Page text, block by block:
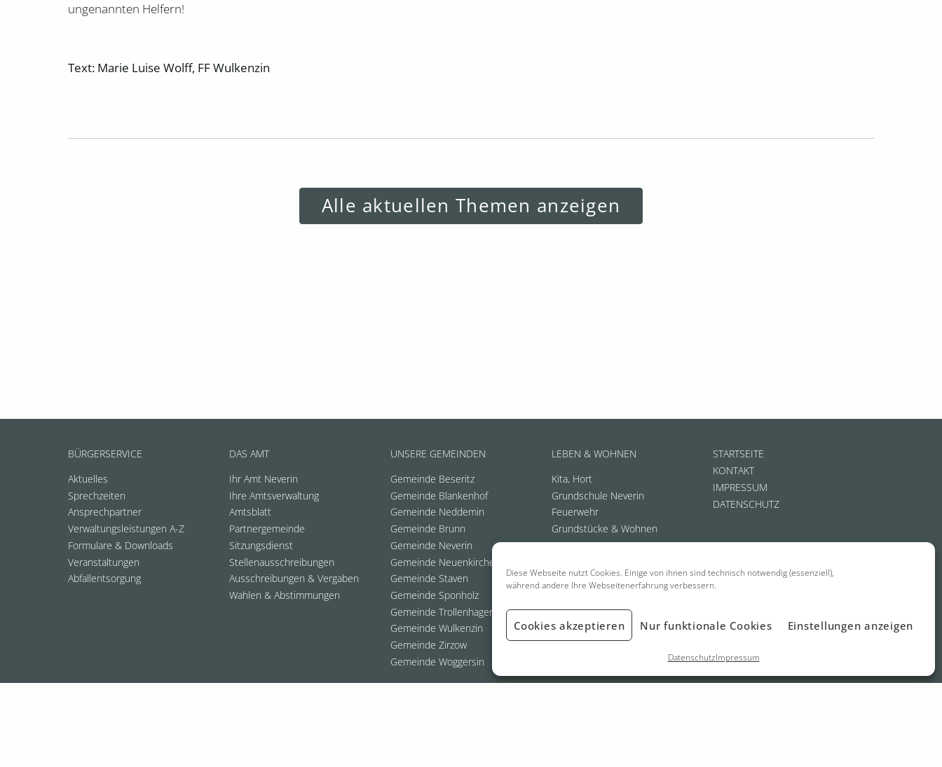
Diese Webseite nutzt Cookies. Einige von ihnen sind technisch notwendig (essenziell),
während andere Ihre Webseitenerfahrung verbessern.
Cookies akzeptieren Nur funktionale Cookies Einstellungen anzeigen
DatenschutzImpressum
ungenannten Helfern!
Text: Marie Luise Wolff, FF Wulkenzin
Alle aktuellen Themen anzeigen
BÜRGERSERVICE
Aktuelles
Sprechzeiten
Ansprechpartner
Verwaltungsleistungen A-Z
Formulare & Downloads
Veranstaltungen
Abfallentsorgung
DAS AMT
Ihr Amt Neverin
Ihre Amtsverwaltung
Amtsblatt
Partnergemeinde
Sitzungsdienst
Stellenausschreibungen
Ausschreibungen & Vergaben
Wahlen & Abstimmungen
UNSERE GEMEINDEN
Gemeinde Beseritz
Gemeinde Blankenhof
Gemeinde Neddemin
Gemeinde Brunn
Gemeinde Neverin
Gemeinde Neuenkirchen
Gemeinde Staven
Gemeinde Sponholz
Gemeinde Trollenhagen
Gemeinde Wulkenzin
Gemeinde Zirzow
Gemeinde Woggersin
LEBEN & WOHNEN
Kita, Hort
Grundschule Neverin
Feuerwehr
Grundstücke & Wohnen
STARTSEITE
KONTAKT
IMPRESSUM
DATENSCHUTZ